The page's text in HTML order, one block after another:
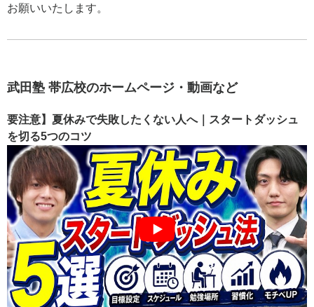
お願いいたします。
武田塾 帯広校のホームページ・動画など
要注意】夏休みで失敗したくない人へ｜スタートダッシュ
を切る5つのコツ